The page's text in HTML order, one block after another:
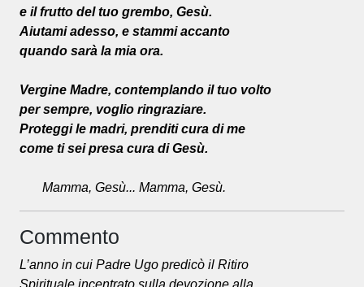
e il frutto del tuo grembo, Gesù.
Aiutami adesso, e stammi accanto
quando sarà la mia ora.
Vergine Madre, contemplando il tuo volto
per sempre, voglio ringraziare.
Proteggi le madri, prenditi cura di me
come ti sei presa cura di Gesù.
Mamma, Gesù... Mamma, Gesù.
Commento
L’anno in cui Padre Ugo predicò il Ritiro
Spirituale incentrato sulla devozione alla